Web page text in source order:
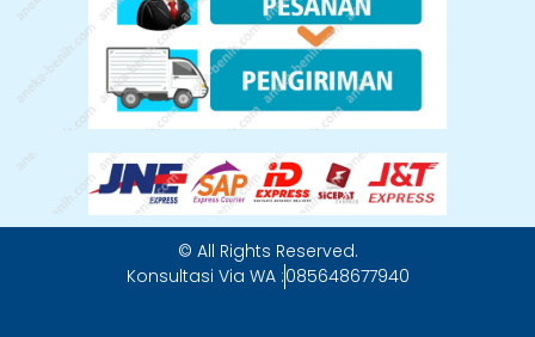
© All Rights Reserved.
Konsultasi Via WA :085648677940